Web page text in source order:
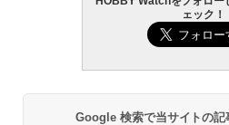
ェック！
Google 検索で当サイトの記